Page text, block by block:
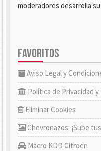
moderadores desarrolla
FAVORITOS
Aviso Legal y
Política de Privacidad y
Eliminar Cookies
Chevronazos: ¡Sube
Macro KDD Citroën